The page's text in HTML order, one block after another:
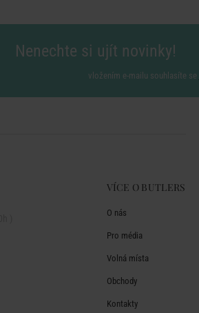
Nenechte si ujít novinky!
vložením e-mailu souhlasíte se
VÍCE O BUTLERS
O nás
Pro média
Volná místa
Obchody
Kontakty